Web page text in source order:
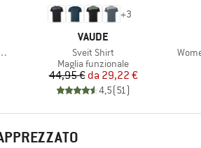
+3
MARCHIO
VAUDE
Articolo
Sveit Shirt
Gruppo di prodotti
Maglia funzionale
Prezzo
44,95 € Prezzo ridotto
da 29,22 €
4,5(51)